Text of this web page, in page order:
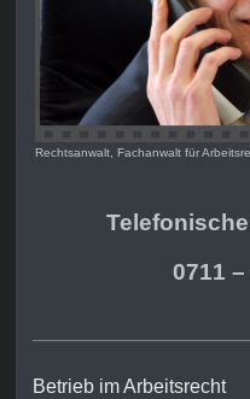
Rechtsanwalt, Fachanwalt für
Telefonische
0711 –
Betrieb im Arbeitsrecht